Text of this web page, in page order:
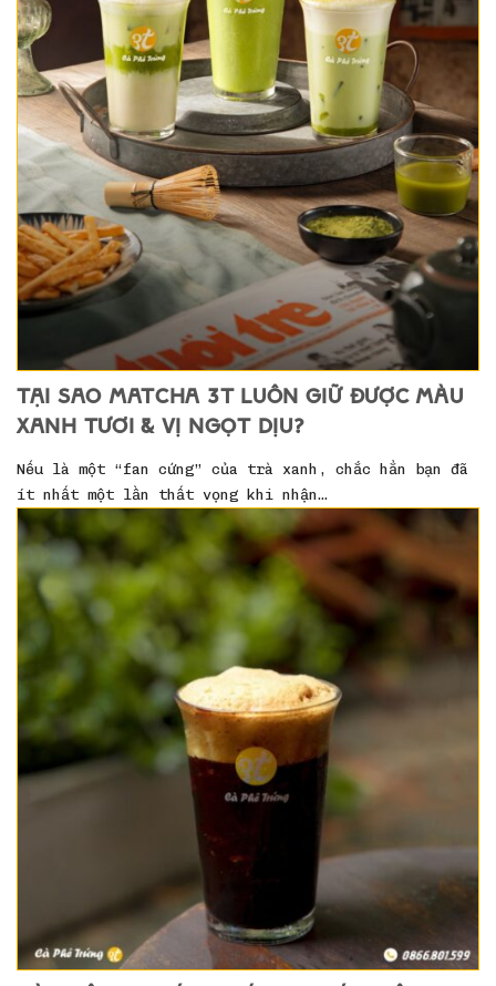
TẠI SAO MATCHA 3T LUÔN GIỮ ĐƯỢC MÀU
XANH TƯƠI & VỊ NGỌT DỊU?
Nếu là một “fan cứng” của trà xanh, chắc hẳn bạn đã
ít nhất một lần thất vọng khi nhận…